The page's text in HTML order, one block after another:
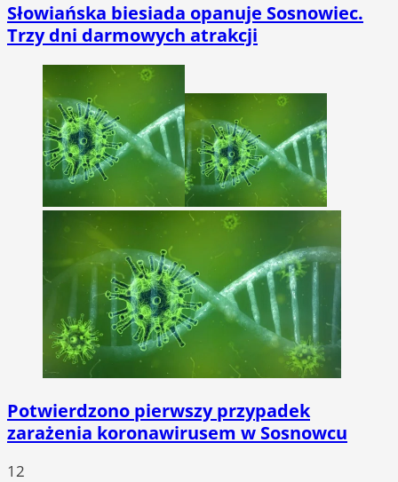
Słowiańska biesiada opanuje Sosnowiec.
Trzy dni darmowych atrakcji
Potwierdzono pierwszy przypadek
zarażenia koronawirusem w Sosnowcu
12